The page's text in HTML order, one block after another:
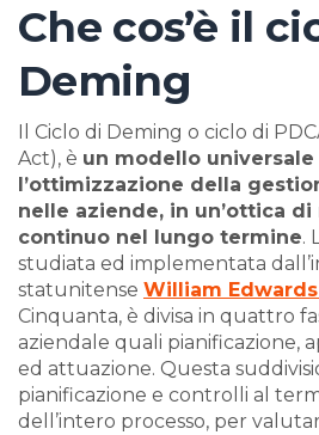
Che cos’è il
Deming
Il Ciclo di Deming o ciclo di
Act), è un modello universale
l’ottimizzazione della
nelle aziende, in un’ottica
continuo nel lungo termine.
studiata ed implementata
statunitense William
Cinquanta, è divisa in quattro
aziendale quali pianificazione,
ed attuazione. Questa
pianificazione e controlli al
dell’intero processo, per